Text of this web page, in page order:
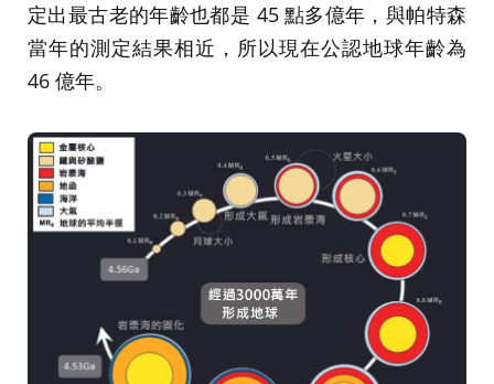
定出最古老的年齡也都是 45 點多億年，與帕特森
當年的測定結果相近，所以現在公認地球年齡為
46 億年。